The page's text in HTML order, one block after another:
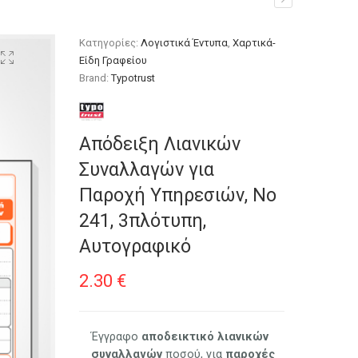
Νο 241, 3πλότυπη,
Κατηγορίες:Λογιστικά Έντυπα,Χαρτικά-
Είδη Γραφείου
Brand:Typotrust
Απόδειξη Λιανικών
Συναλλαγών για
Παροχή Υπηρεσιών, Νο
241, 3πλότυπη,
Αυτογραφικό
2.30 €
Έγγραφο αποδεικτικό λιανικών
συναλλαγώνποσού, για παροχές